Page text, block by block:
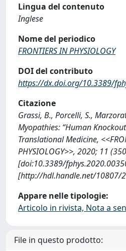
Lingua del contenuto
Inglese
Nome del periodico
FRONTIERS IN PHYSIOLOGY
DOI del contributo
https://dx.doi.org/10.3389/
Citazione
Grassi, B., Porcelli, S.,
Myopathies: “Human
Translational Medicine,
PHYSIOLOGY>>, 2020; 11
[doi:10.3389/
[http://hdl.handle.net/10807/
Appare nelle tipologie:
Articolo in rivista, Nota a
File in questo prodotto: